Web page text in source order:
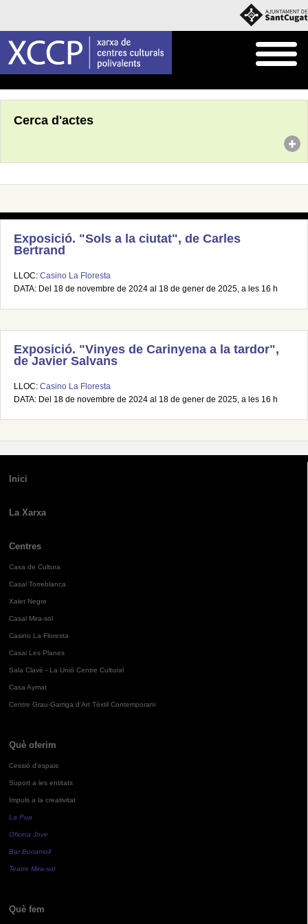
Cerca d'actes
Exposició. "Sols a la ciutat", de Carles
Bertrand
LLOC: Casino La Floresta
DATA: Del 18 de novembre de 2024 al 18 de gener de 2025, a les 16 h
Exposició. "Vinyes de Carinyena a la tardor",
de Javier Salvans
LLOC: Casino La Floresta
DATA: Del 18 de novembre de 2024 al 18 de gener de 2025, a les 16 h
Inici
La Xarxa
Centres
Casa de Cultura
Casal Torreblanca
Xalet Negre
Casal Mira-sol
Casino La Floresta
Casal Les Planes
Sala Clavé - La Unió Centre Cultural
Casa Aymat
Centre Grau-Garriga d'Art Tèxtil Contemporani
Què oferim
Cessió d'espais
Suport a les entitats
Impuls a la creativitat
La Pua
Oficina Jove
Bar Bocamoll
Teatre Mira-sol
Què fem